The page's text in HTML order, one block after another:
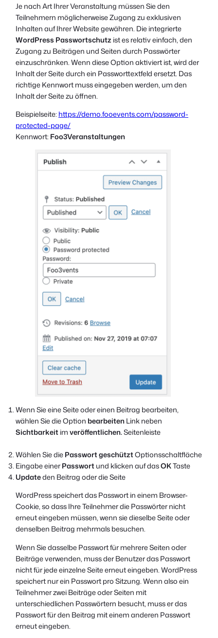
French
Polish
Czech
Je nach Art Ihrer Veranstaltung müssen Sie den
Teilnehmern möglicherweise Zugang zu exklusiven
Inhalten auf Ihrer Website gewähren. Die integrierte
WordPress Passwortschutz ist es relativ einfach, den
Zugang zu Beiträgen und Seiten durch Passwörter
einzuschränken. Wenn diese Option aktiviert ist, wird der
Inhalt der Seite durch ein Passworttextfeld ersetzt. Das
richtige Kennwort muss eingegeben werden, um den
Inhalt der Seite zu öffnen.
Beispielseite: https://demo.fooevents.com/password-
protected-page/
Kennwort: Foo3Veranstaltungen
Wenn Sie eine Seite oder einen Beitrag bearbeiten,
wählen Sie die Option bearbeitenLink neben
Sichtbarkeitimveröffentlichen.Seitenleiste
Wählen Sie diePasswort geschütztOptionsschaltfläche
Eingabe einerPasswortund klicken auf dasOKTaste
Updateden Beitrag oder die Seite
WordPress speichert das Passwort in einem Browser-
Cookie, so dass Ihre Teilnehmer die Passwörter nicht
erneut eingeben müssen, wenn sie dieselbe Seite oder
denselben Beitrag mehrmals besuchen.
Wenn Sie dasselbe Passwort für mehrere Seiten oder
Beiträge verwenden, muss der Benutzer das Passwort
nicht für jede einzelne Seite erneut eingeben. WordPress
speichert nur ein Passwort pro Sitzung. Wenn also ein
Teilnehmer zwei Beiträge oder Seiten mit
unterschiedlichen Passwörtern besucht, muss er das
Passwort für den Beitrag mit einem anderen Passwort
erneut eingeben.